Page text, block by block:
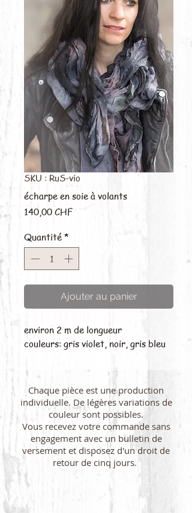
SKU : RuS-vio
écharpe en soie à volants
140,00 CHFPrix
Quantité *
Ajouter au panier
environ 2 m de longueur
couleurs: gris violet, noir, gris bleu
Chaque pièce est une production
individuelle. De légères variations de
couleur sont possibles.
Vous recevez votre commande sans
engagement avec un bulletin de
versement et disposez d'un droit de
retour de cinq jours.